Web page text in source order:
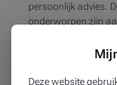
persoonlijk advies.
onderworpen zijn
voor de juistheid,
Deze website